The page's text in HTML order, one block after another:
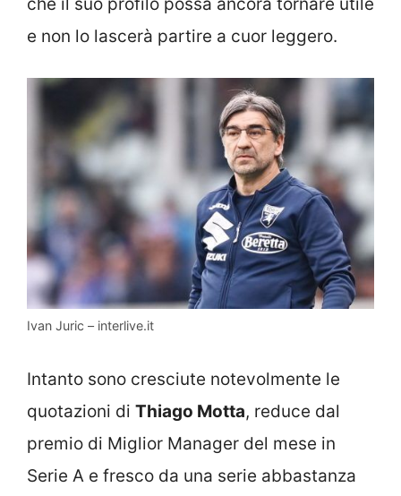
e non lo lascerà partire a cuor leggero.
Ivan Juric – interlive.it
Intanto sono cresciute notevolmente le
quotazioni di Thiago Motta, reduce dal
premio di Miglior Manager del mese in
Serie A e fresco da una serie abbastanza